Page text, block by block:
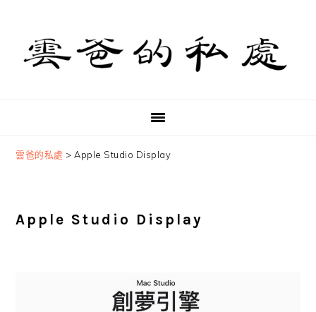
primary
navigation
content
primary
sidebar
雲爸的私處 >Apple Studio Display
Apple Studio Display